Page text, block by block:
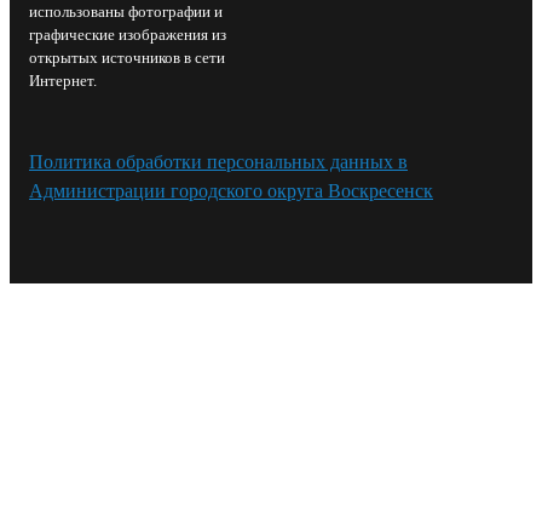
использованы фотографии и
графические изображения из
открытых источников в сети
Интернет.
Политика обработки персональных данных в
Администрации городского округа Воскресенск